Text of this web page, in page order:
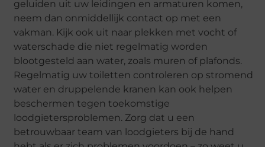
geluiden uit uw leidingen en armaturen komen,
neem dan onmiddellijk contact op met een
vakman. Kijk ook uit naar plekken met vocht of
waterschade die niet regelmatig worden
blootgesteld aan water, zoals muren of plafonds.
Regelmatig uw toiletten controleren op stromend
water en druppelende kranen kan ook helpen
beschermen tegen toekomstige
loodgietersproblemen. Zorg dat u een
betrouwbaar team van loodgieters bij de hand